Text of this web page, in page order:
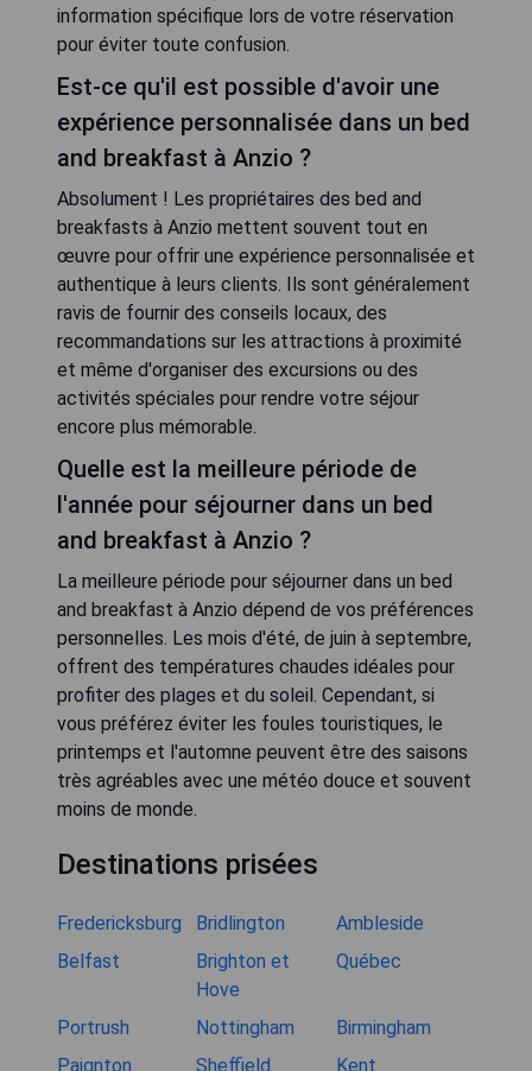
information spécifique lors de votre réservation
pour éviter toute confusion.
Est-ce qu'il est possible d'avoir une
expérience personnalisée dans un bed
and breakfast à Anzio ?
Absolument ! Les propriétaires des bed and
breakfasts à Anzio mettent souvent tout en
œuvre pour offrir une expérience personnalisée et
authentique à leurs clients. Ils sont généralement
ravis de fournir des conseils locaux, des
recommandations sur les attractions à proximité
et même d'organiser des excursions ou des
activités spéciales pour rendre votre séjour
encore plus mémorable.
Quelle est la meilleure période de
l'année pour séjourner dans un bed
and breakfast à Anzio ?
La meilleure période pour séjourner dans un bed
and breakfast à Anzio dépend de vos préférences
personnelles. Les mois d'été, de juin à septembre,
offrent des températures chaudes idéales pour
profiter des plages et du soleil. Cependant, si
vous préférez éviter les foules touristiques, le
printemps et l'automne peuvent être des saisons
très agréables avec une météo douce et souvent
moins de monde.
Destinations prisées
Fredericksburg Bridlington
Ambleside
Belfast
Brighton et
Hove
Québec
Portrush Nottingham
Birmingham
Paignton
Sheffield Kent